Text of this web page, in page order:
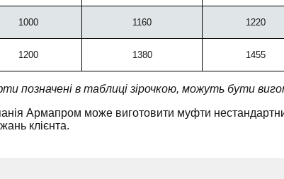
1000 1160 1220
1200 1380 1455
позначені в таблиці зірочкою, можуть бути
Армапром може виготовити муфти
клієнта.